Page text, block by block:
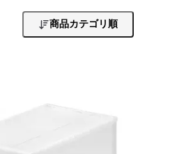
商品カテゴリ順